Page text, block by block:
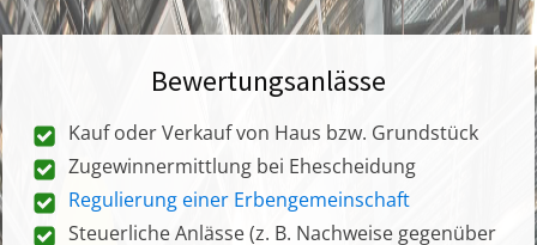
Bewertungsanlässe
Kauf oder Verkauf von Haus bzw. Grundstück
Zugewinnermittlung bei Ehescheidung
Regulierung einer Erbengemeinschaft
Steuerliche Anlässe (z. B. Nachweise gegenüber